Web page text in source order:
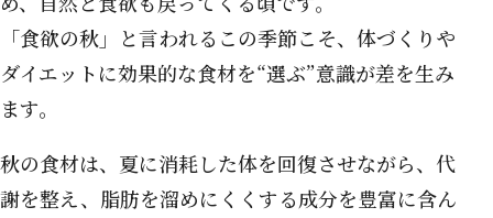
「食欲の秋」と言われるこの季節こそ、体づくりや
ダイエットに効果的な食材を“選ぶ”意識が差を生み
ます。
秋の食材は、夏に消耗した体を回復させながら、代
謝を整え、脂肪を溜めにくくする成分を豊富に含ん